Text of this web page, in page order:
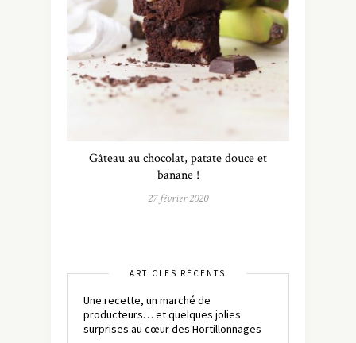
Gâteau au chocolat, patate douce et
banane !
27 février 2020
ARTICLES RÉCENTS
Une recette, un marché de
producteurs… et quelques jolies
surprises au cœur des Hortillonnages